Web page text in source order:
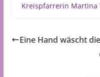
Kreispfarrerin Martina
Eine Hand wäscht